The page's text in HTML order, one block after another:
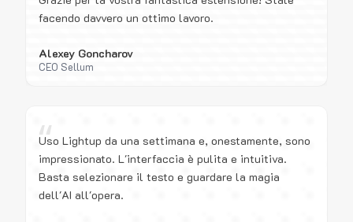
facendo davvero un ottimo lavoro.
Alexey Goncharov
CEO Sellum
“
Uso Lightup da una settimana e, onestamente, sono
impressionato. L'interfaccia è pulita e intuitiva.
Basta selezionare il testo e guardare la magia
dell'AI all'opera.